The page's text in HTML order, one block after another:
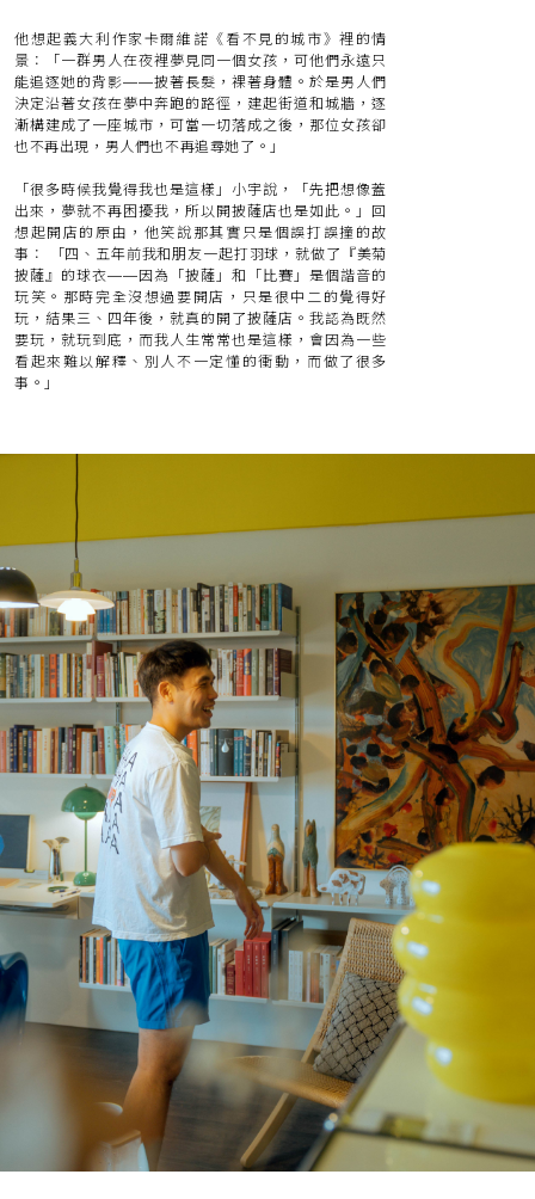
他想起義大利作家卡爾維諾《看不見的城市》裡的情
景：「一群男人在夜裡夢見同一個女孩，可他們永遠只
能追逐她的背影——披著長髮，裸著身體。於是男人們
決定沿著女孩在夢中奔跑的路徑，建起街道和城牆，逐
漸構建成了一座城市，可當一切落成之後，那位女孩卻
也不再出現，男人們也不再追尋她了。」
「很多時候我覺得我也是這樣」小宇說，「先把想像蓋
出來，夢就不再困擾我，所以開披薩店也是如此。」回
想起開店的原由，他笑說那其實只是個誤打誤撞的故
事： 「四、五年前我和朋友一起打羽球，就做了『美菊
披薩』的球衣——因為「披薩」和「比賽」是個諧音的
玩笑。那時完全沒想過要開店，只是很中二的覺得好
玩，結果三、四年後，就真的開了披薩店。我認為既然
要玩，就玩到底，而我人生常常也是這樣，會因為一些
看起來難以解釋、別人不一定懂的衝動，而做了很多
事。」